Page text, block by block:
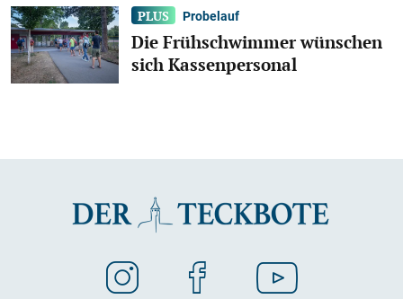
Probelauf
Die Frühschwimmer wünschen
sich Kassenpersonal